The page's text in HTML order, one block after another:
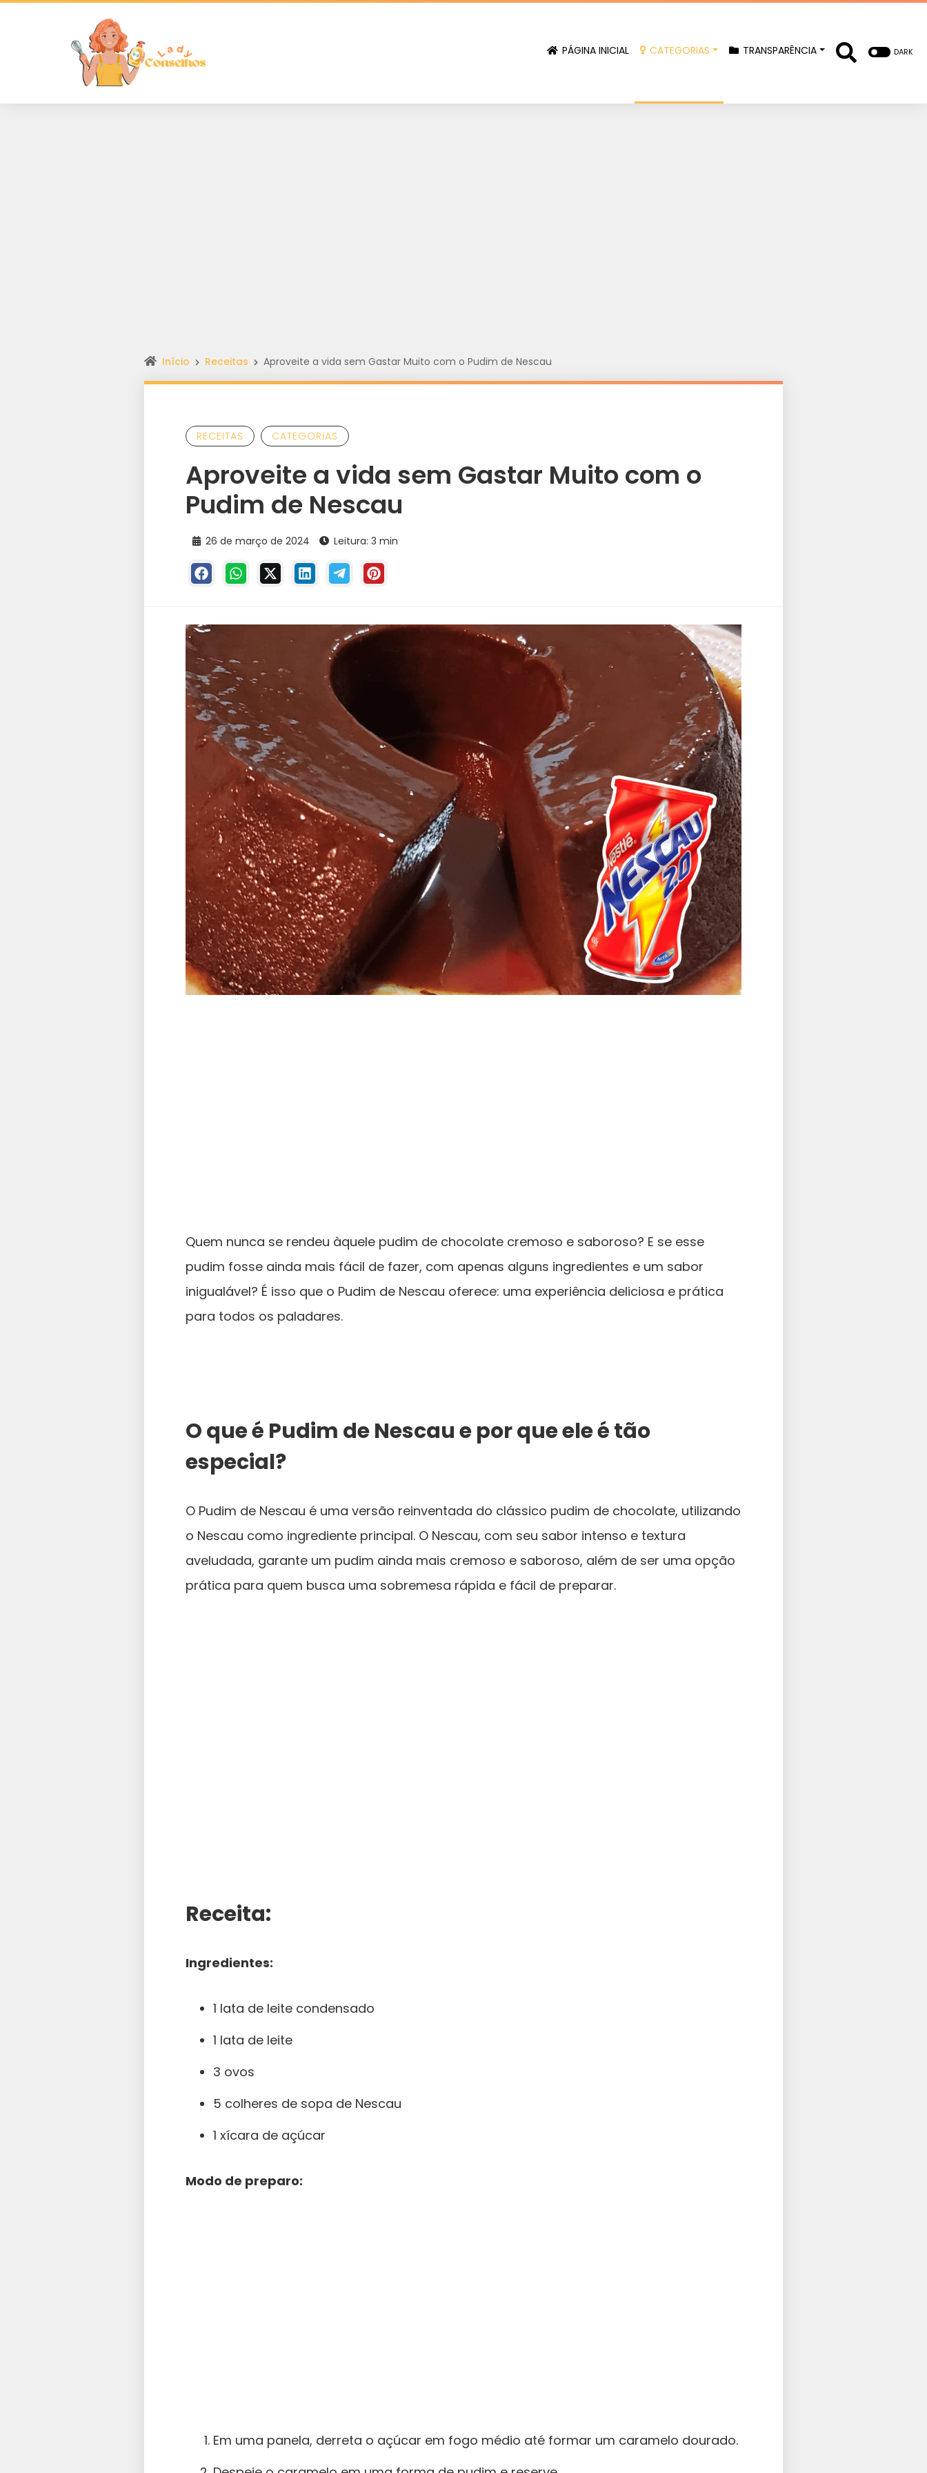
PÁGINA INICIAL CATEGORIAS TRANSPARÊNCIA DARK
Início Receitas Aproveite a vida sem Gastar Muito com o Pudim de Nescau
RECEITAS CATEGORIAS
Aproveite a vida sem Gastar Muito com o
Pudim de Nescau
26 de março de 2024 Leitura: 3 min
Quem nunca se rendeu àquele pudim de chocolate cremoso e saboroso? E se esse
pudim fosse ainda mais fácil de fazer, com apenas alguns ingredientes e um sabor
inigualável? É isso que o Pudim de Nescau oferece: uma experiência deliciosa e prática
para todos os paladares.
O que é Pudim de Nescau e por que ele é tão
especial?
O Pudim de Nescau é uma versão reinventada do clássico pudim de chocolate, utilizando
o Nescau como ingrediente principal. O Nescau, com seu sabor intenso e textura
aveludada, garante um pudim ainda mais cremoso e saboroso, além de ser uma opção
prática para quem busca uma sobremesa rápida e fácil de preparar.
Receita:
Ingredientes:
1 lata de leite condensado
1 lata de leite
3 ovos
5 colheres de sopa de Nescau
1 xícara de açúcar
Modo de preparo:
Em uma panela, derreta o açúcar em fogo médio até formar um caramelo dourado.